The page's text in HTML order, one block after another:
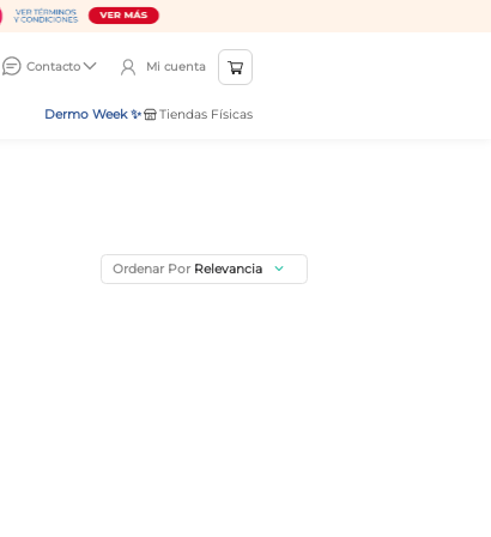
Contacto
Mi cuenta
Dermo Week ✨ Tiendas Físicas
Ordenar Por Relevancia